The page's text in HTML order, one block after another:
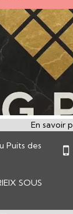
Puits des
SOUS